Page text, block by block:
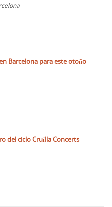
Barcelona para este otoño
del ciclo Cruïlla Concerts